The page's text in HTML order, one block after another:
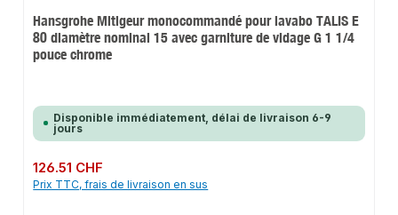
Hansgrohe Mitigeur monocommandé pour lavabo TALIS E
80 diamètre nominal 15 avec garniture de vidage G 1 1/4
pouce chrome
Disponible immédiatement, délai de livraison 6-9
jours
Prix régulier :
126.51 CHF
Prix TTC, frais de livraison en sus